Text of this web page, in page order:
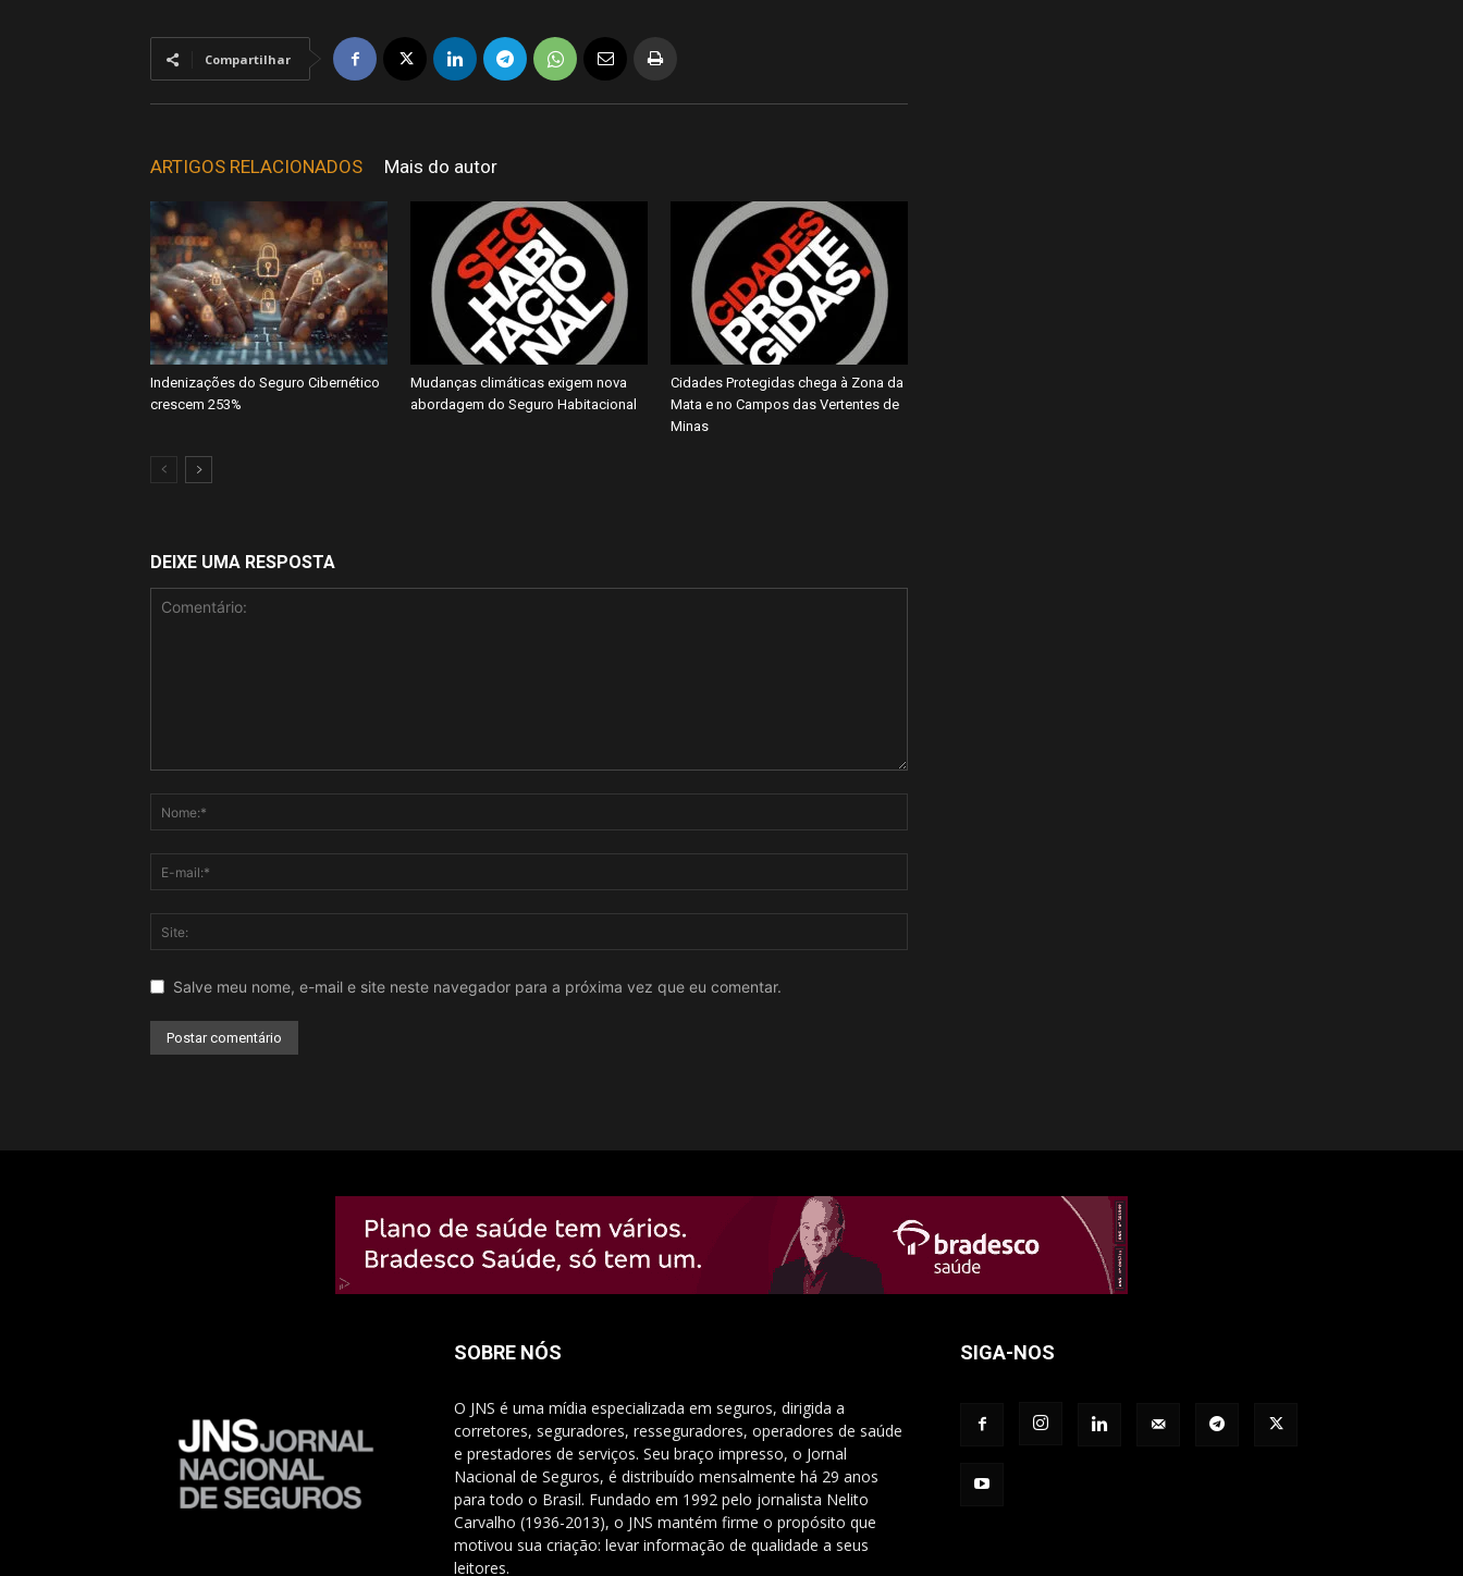
Compartilhar
ARTIGOS RELACIONADOS Mais do autor
Indenizações do Seguro Cibernético
crescem 253%
Mudanças climáticas exigem nova
abordagem do Seguro Habitacional
Cidades Protegidas chega à Zona da
Mata e no Campos das Vertentes de
Minas
DEIXE UMA RESPOSTA
Salve meu nome, e-mail e site neste navegador para a próxima vez que eu comentar.
SOBRE NÓS
O JNS é uma mídia especializada em seguros, dirigida a
corretores, seguradores, resseguradores, operadores de saúde
e prestadores de serviços. Seu braço impresso, o Jornal
Nacional de Seguros, é distribuído mensalmente há 29 anos
para todo o Brasil. Fundado em 1992 pelo jornalista Nelito
Carvalho (1936-2013), o JNS mantém firme o propósito que
motivou sua criação: levar informação de qualidade a seus
leitores.
SIGA-NOS